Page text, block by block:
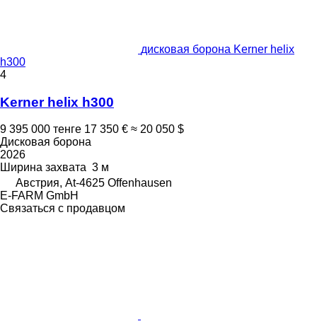
дисковая борона Kerner helix
h300
4
Kerner helix h300
9 395 000 тенге 17 350 € ≈ 20 050 $
Дисковая борона
2026
Ширина захвата 3 м
Австрия, At-4625 Offenhausen
E-FARM GmbH
Связаться с продавцом